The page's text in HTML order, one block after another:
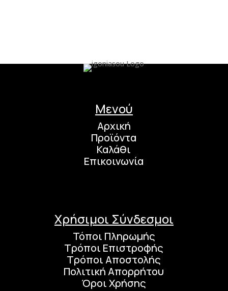
Μενού
Αρχική
Προϊόντα
Καλάθι
Επικοινωνία
Χρήσιμοι Σύνδεσμοι
Τόποι Πληρωμής
Τρόποι Επιστροφής
Τρόποι Αποστολής
Πολιτική Απορρήτου
Όροι Χρήσης